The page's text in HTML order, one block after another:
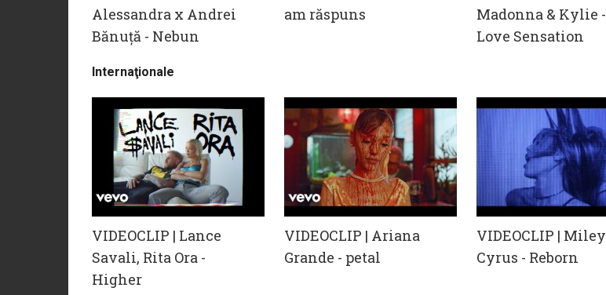
Alessandra x Andrei
Bănuță - Nebun
am răspuns
Madonna & Kylie -
Love Sensation
Internaţionale
VIDEOCLIP | Lance
Savali, Rita Ora -
Higher
VIDEOCLIP | Ariana
Grande - petal
VIDEOCLIP | Miley
Cyrus - Reborn